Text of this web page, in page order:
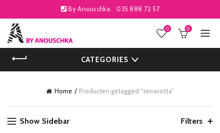
By Anouschka: 035 888 72 57
0 0
CATEGORIES
Home Producten getagged “terracotta”
Show Sidebar Filters